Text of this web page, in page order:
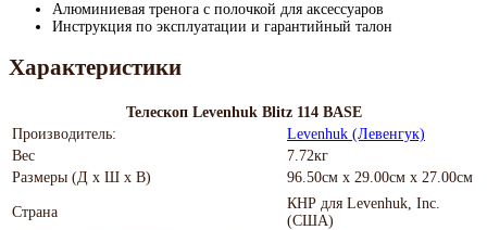
Алюминиевая тренога с полочкой для аксессуаров
Инструкция по эксплуатации и гарантийный талон
Характеристики
Телескоп Levenhuk Blitz 114 BASE
Производитель:
Levenhuk (Левенгук)
Вес
7.72кг
Размеры (Д х Ш х В)
96.50см x 29.00см x 27.00см
Страна
КНР для Levenhuk, Inc.
(США)